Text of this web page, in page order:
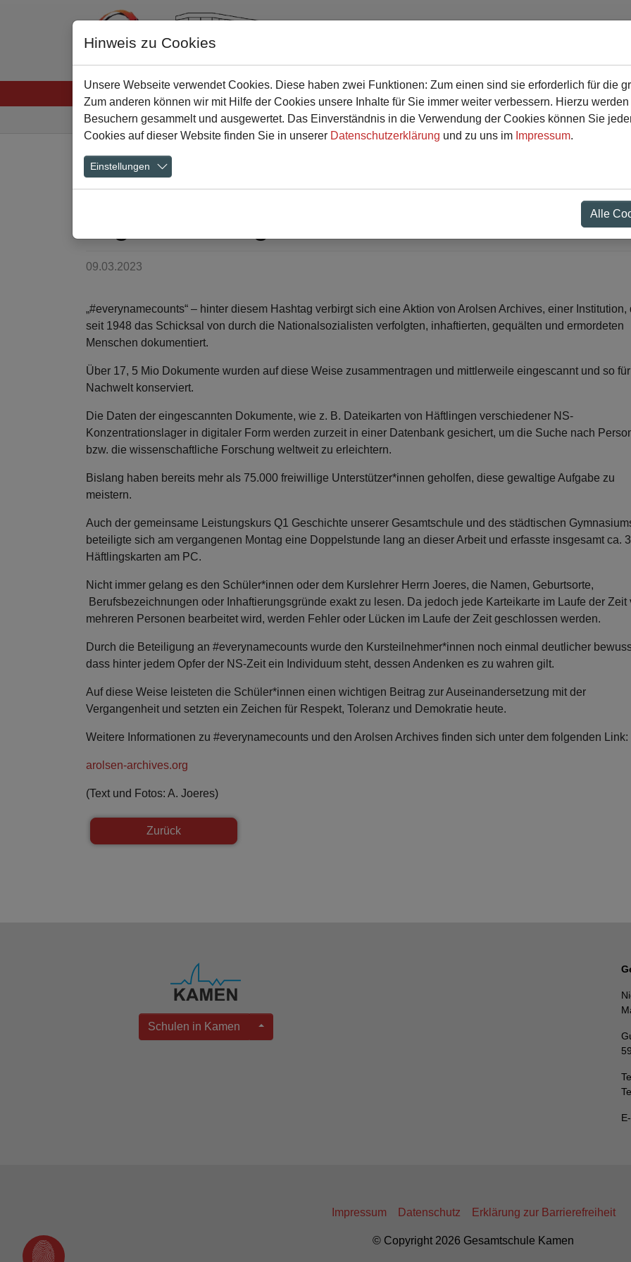
Zum Hauptinhalt springen
Sie sind hier:
#everynamecounts - LK Geschichte Q1
09.03.2023
„#everynamecounts“ – hinter diesem Hashtag verbirgt sich eine Aktion von Arolsen Archives, einer Institution,
seit 1948 das Schicksal von durch die Nationalsozialisten verfolgten, inhaftierten, gequälten und ermordeten
Menschen dokumentiert.
Über 17, 5 Mio Dokumente wurden auf diese Weise zusammentragen und mittlerweile eingescannt und so
Nachwelt konserviert.
Die Daten der eingescannten Dokumente, wie z. B. Dateikarten von Häftlingen verschiedener NS-
Konzentrationslager in digitaler Form werden zurzeit in einer Datenbank gesichert, um die Suche nach
bzw. die wissenschaftliche Forschung weltweit zu erleichtern.
Bislang haben bereits mehr als 75.000 freiwillige Unterstützer*innen geholfen, diese gewaltige Aufgabe zu
meistern.
Auch der gemeinsame Leistungskurs Q1 Geschichte unserer Gesamtschule und des städtischen
beteiligte sich am vergangenen Montag eine Doppelstunde lang an dieser Arbeit und erfasste insgesamt ca.
Häftlingskarten am PC.
Nicht immer gelang es den Schüler*innen oder dem Kurslehrer Herrn Joeres, die Namen, Geburtsorte,
Berufsbezeichnungen oder Inhaftierungsgründe exakt zu lesen. Da jedoch jede Karteikarte im Laufe der Zeit
mehreren Personen bearbeitet wird, werden Fehler oder Lücken im Laufe der Zeit geschlossen werden.
Durch die Beteiligung an #everynamecounts wurde den Kursteilnehmer*innen noch einmal deutlicher
dass hinter jedem Opfer der NS-Zeit ein Individuum steht, dessen Andenken es zu wahren gilt.
Auf diese Weise leisteten die Schüler*innen einen wichtigen Beitrag zur Auseinandersetzung mit der
Vergangenheit und setzten ein Zeichen für Respekt, Toleranz und Demokratie heute.
Weitere Informationen zu #everynamecounts und den Arolsen Archives finden sich unter dem folgenden Link:
arolsen-archives.org
(Text und Fotos: A. Joeres)
Zurück
Schulen in Kamen
Impressum Datenschutz Erklärung zur Barrierefreiheit
© Copyright 2026 Gesamtschule Kamen
Hinweis zu Cookies
Unsere Webseite verwendet Cookies. Diese haben zwei Funktionen: Zum einen sind sie erforderlich für die
Zum anderen können wir mit Hilfe der Cookies unsere Inhalte für Sie immer weiter verbessern. Hierzu
Besuchern gesammelt und ausgewertet. Das Einverständnis in die Verwendung der Cookies können Sie
Cookies auf dieser Website finden Sie in unserer Datenschutzerklärung und zu uns im Impressum.
Einstellungen
Alle